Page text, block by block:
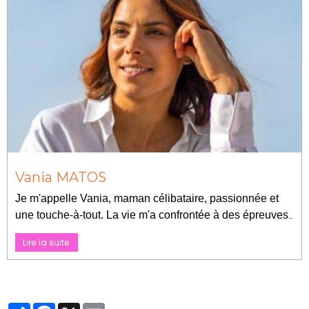
Vania MATOS
Je m'appelle Vania, maman célibataire, passionnée et
une touche-à-tout. La vie m'a confrontée à des épreuves
marquantes, notamment des violences sous différentes
formes. Ces expériences m'ont profondément
Lire la suite